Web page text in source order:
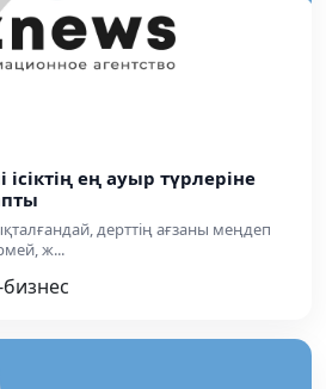
ісіктің ең ауыр түрлеріне
дерттің ағзаны меңдеп
ж...